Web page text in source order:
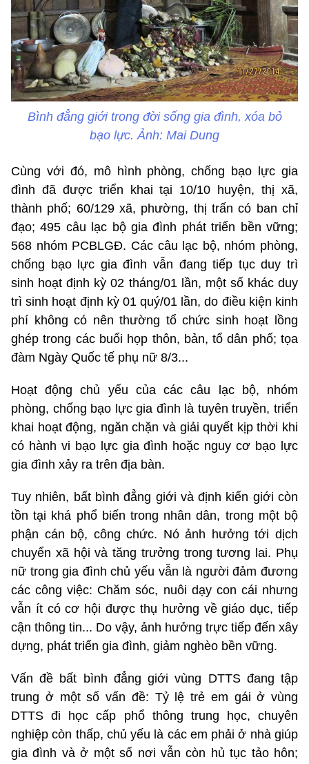
Bình đẳng giới trong đời sống gia đình, xóa bỏ
bạo lực. Ảnh: Mai Dung
Cùng với đó, mô hình phòng, chống bạo lực gia
đình đã được triển khai tại 10/10 huyện, thị xã,
thành phố; 60/129 xã, phường, thị trấn có ban chỉ
đạo; 495 câu lạc bộ gia đình phát triển bền vững;
568 nhóm PCBLGĐ. Các câu lạc bộ, nhóm phòng,
chống bạo lực gia đình vẫn đang tiếp tục duy trì
sinh hoạt định kỳ 02 tháng/01 lần, một số khác duy
trì sinh hoạt định kỳ 01 quý/01 lần, do điều kiện kinh
phí không có nên thường tổ chức sinh hoạt lồng
ghép trong các buổi họp thôn, bản, tổ dân phố; tọa
đàm Ngày Quốc tế phụ nữ 8/3...
Hoạt động chủ yếu của các câu lạc bộ, nhóm
phòng, chống bạo lực gia đình là tuyên truyền, triển
khai hoạt động, ngăn chặn và giải quyết kịp thời khi
có hành vi bạo lực gia đình hoặc nguy cơ bạo lực
gia đình xảy ra trên địa bàn.
Tuy nhiên, bất bình đẳng giới và định kiến giới còn
tồn tại khá phổ biến trong nhân dân, trong một bộ
phận cán bộ, công chức. Nó ảnh hưởng tới dịch
chuyển xã hội và tăng trưởng trong tương lai. Phụ
nữ trong gia đình chủ yếu vẫn là người đảm đương
các công việc: Chăm sóc, nuôi dạy con cái nhưng
vẫn ít có cơ hội được thụ hưởng về giáo dục, tiếp
cận thông tin... Do vậy, ảnh hưởng trực tiếp đến xây
dựng, phát triển gia đình, giảm nghèo bền vững.
Vấn đề bất bình đẳng giới vùng DTTS đang tập
trung ở một số vấn đề: Tỷ lệ trẻ em gái ở vùng
DTTS đi học cấp phổ thông trung học, chuyên
nghiệp còn thấp, chủ yếu là các em phải ở nhà giúp
gia đình và ở một số nơi vẫn còn hủ tục tảo hôn;